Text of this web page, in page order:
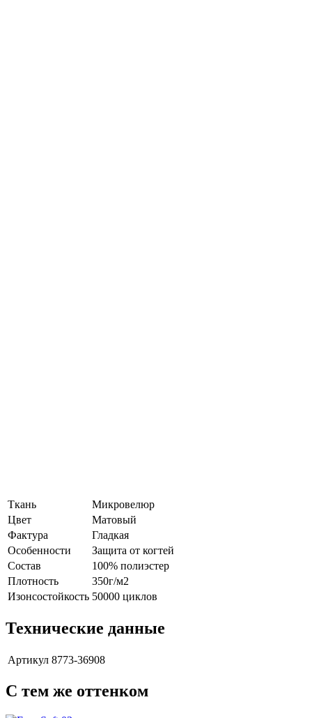
Ткань
Микровелюр
Цвет
Матовый
Фактура
Гладкая
Особенности
Защита от когтей
Состав
100% полиэстер
Плотность
350г/м2
Изонсостойкость 50000 циклов
Технические данные
Артикул 8773-36908
С тем же оттенком